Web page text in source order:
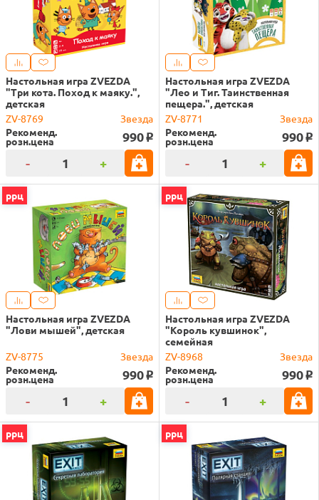
Настольная игра ZVEZDA
"Три кота. Поход к маяку.",
детская
ZV-8769
Звезда
Рекоменд.
розн.цена 990 o
- +
Настольная игра ZVEZDA
"Лео и Тиг. Таинственная
пещера.", детская
ZV-8771
Звезда
Рекоменд.
розн.цена 990 o
- +
ррц
Настольная игра ZVEZDA
"Лови мышей", детская
ZV-8775
Звезда
Рекоменд.
розн.цена 990 o
- +
ррц
Настольная игра ZVEZDA
"Король кувшинок",
семейная
ZV-8968
Звезда
Рекоменд.
розн.цена 990 o
- +
ррц ррц